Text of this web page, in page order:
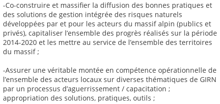
-Co-construire et massifier la diffusion des bonnes pratiques et
des solutions de gestion intégrée des risques naturels
développées par et pour les acteurs du massif alpin (publics et
privés), capitaliser l’ensemble des progrès réalisés sur la période
2014-2020 et les mettre au service de l’ensemble des territoires
du massif ;
-Assurer une véritable montée en compétence opérationnelle de
l’ensemble des acteurs locaux sur diverses thématiques de GIRN
par un processus d’aguerrissement / capacitation ;
appropriation des solutions, pratiques, outils ;